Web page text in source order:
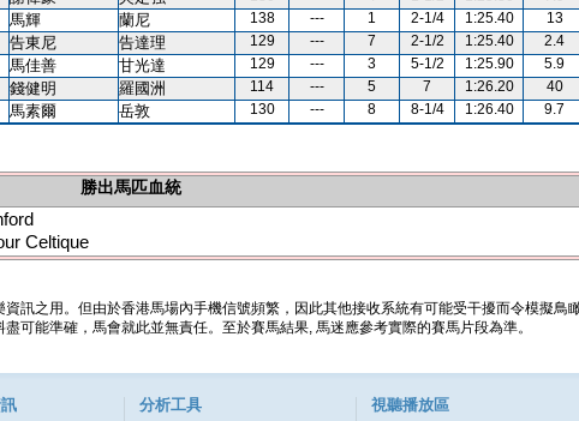
馬輝 蘭尼 138 --- 1 2-1/4 1:25.40
13
告東尼 告達理 129 --- 7 2-1/2 1:25.40
2.4
馬佳善 甘光達 129 --- 3 5-1/2 1:25.90
5.9
錢健明 羅國洲 114 --- 5 7 1:26.20
40
馬素爾 岳敦 130 --- 8 8-1/4 1:26.40 9.7
勝出馬匹血統
Celtique
訊之用。但由於香港馬場內手機信號頻繁，因此其他接收系統有可能受干擾而令模擬鳥
可能準確，馬會就此並無責任。至於賽馬結果, 馬迷應參考實際的賽馬片段為準。
分析工具 視聽播放區